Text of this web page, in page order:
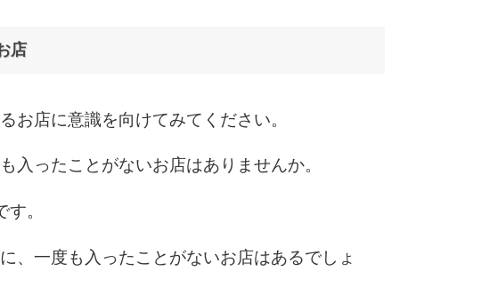
店
お店に意識を向けてみてください。
入ったことがないお店はありませんか。
。
、一度も入ったことがないお店はあるでしょ